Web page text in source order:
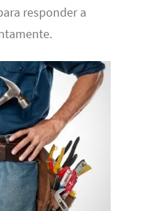
responder a